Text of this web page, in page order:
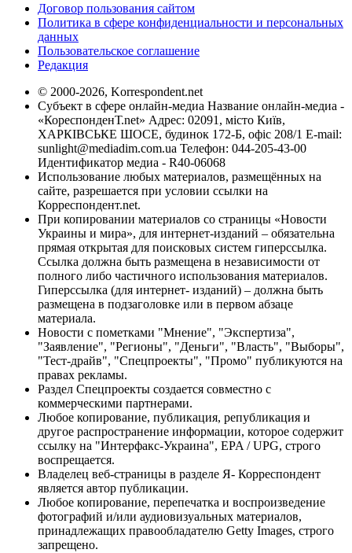
Договор пользования сайтом
Политика в сфере конфиденциальности и персональных
данных
Пользовательское соглашение
Редакция
© 2000-2026, Korrespondent.net
Субъект в сфере онлайн-медиа Название онлайн-медиа -
«КореспонденТ.net» Адрес: 02091, місто Київ,
ХАРКІВСЬКЕ ШОСЕ, будинок 172-Б, офіс 208/1 E-mail:
sunlight@mediadim.com.ua Телефон: 044-205-43-00
Идентификатор медиа - R40-06068
Использование любых материалов, размещённых на
сайте, разрешается при условии ссылки на
Корреспондент.net.
При копировании материалов со страницы «Новости
Украины и мира», для интернет-изданий – обязательна
прямая открытая для поисковых систем гиперссылка.
Ссылка должна быть размещена в независимости от
полного либо частичного использования материалов.
Гиперссылка (для интернет- изданий) – должна быть
размещена в подзаголовке или в первом абзаце
материала.
Новости с пометками "Мнение", "Экспертиза",
"Заявление", "Регионы", "Деньги", "Власть", "Выборы",
"Тест-драйв", "Спецпроекты", "Промо" публикуются на
правах рекламы.
Раздел Спецпроекты создается совместно с
коммерческими партнерами.
Любое копирование, публикация, републикация и
другое распространение информации, которое содержит
ссылку на "Интерфакс-Украина", EPA / UPG, строго
воспрещается.
Владелец веб-страницы в разделе Я- Корреспондент
является автор публикации.
Любое копирование, перепечатка и воспроизведение
фотографий и/или аудиовизуальных материалов,
принадлежащих правообладателю Getty Images, строго
запрещено.